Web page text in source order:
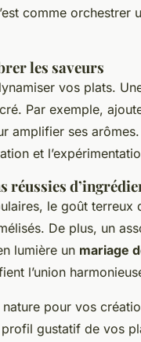
comme
les saveurs
vos plats.
Par exemple,
amplifier ses
et
réussies
le goût
De plus, un
lumière un mariage
l’union
pour vos
gustatif de vos